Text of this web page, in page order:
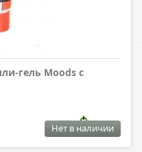
гель Moods с
Нет в наличии